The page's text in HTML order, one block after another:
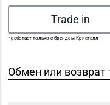
Trade in
* работает только с брендом Кристалл
Обмен или возврат